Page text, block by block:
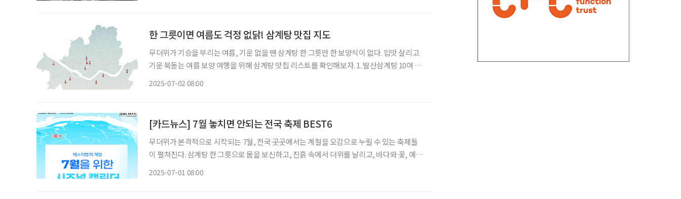
한 그릇이면 여름도 걱정 없닭! 삼계탕 맛집 지도
무더위가 기승을 부리는 여름, 기운 없을 땐 삼계탕 한 그릇만 한 보양식이 없다. 입맛 살리고
기운 북돋는 여름 보양 여행을 위해 삼계탕 맛집 리스트를 확인해보자. 1. 발산삼계탕 10여 가
2025-07-02 08:00
[카드뉴스] 7월 놓치면 안되는 전국 축제 BEST6
무더위가 본격적으로 시작되는 7월, 전국 곳곳에서는 계절을 오감으로 누릴 수 있는 축제들
이 펼쳐진다. 삼계탕 한 그릇으로 몸을 보신하고, 진흙 속에서 더위를 날리고, 바다와 꽃, 예술
2025-07-01 08:00